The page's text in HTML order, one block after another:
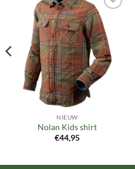
Toevoegen
aan
verlanglijst
NIEUW
Nolan Kids shirt
€44,95